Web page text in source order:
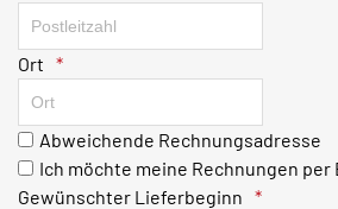
Ort
Abweichende Rechnungsadresse
Ich möchte meine Rechnungen per
Gewünschter Lieferbeginn